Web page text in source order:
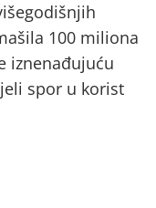
100 miliona
iznenađujuću
spor u korist